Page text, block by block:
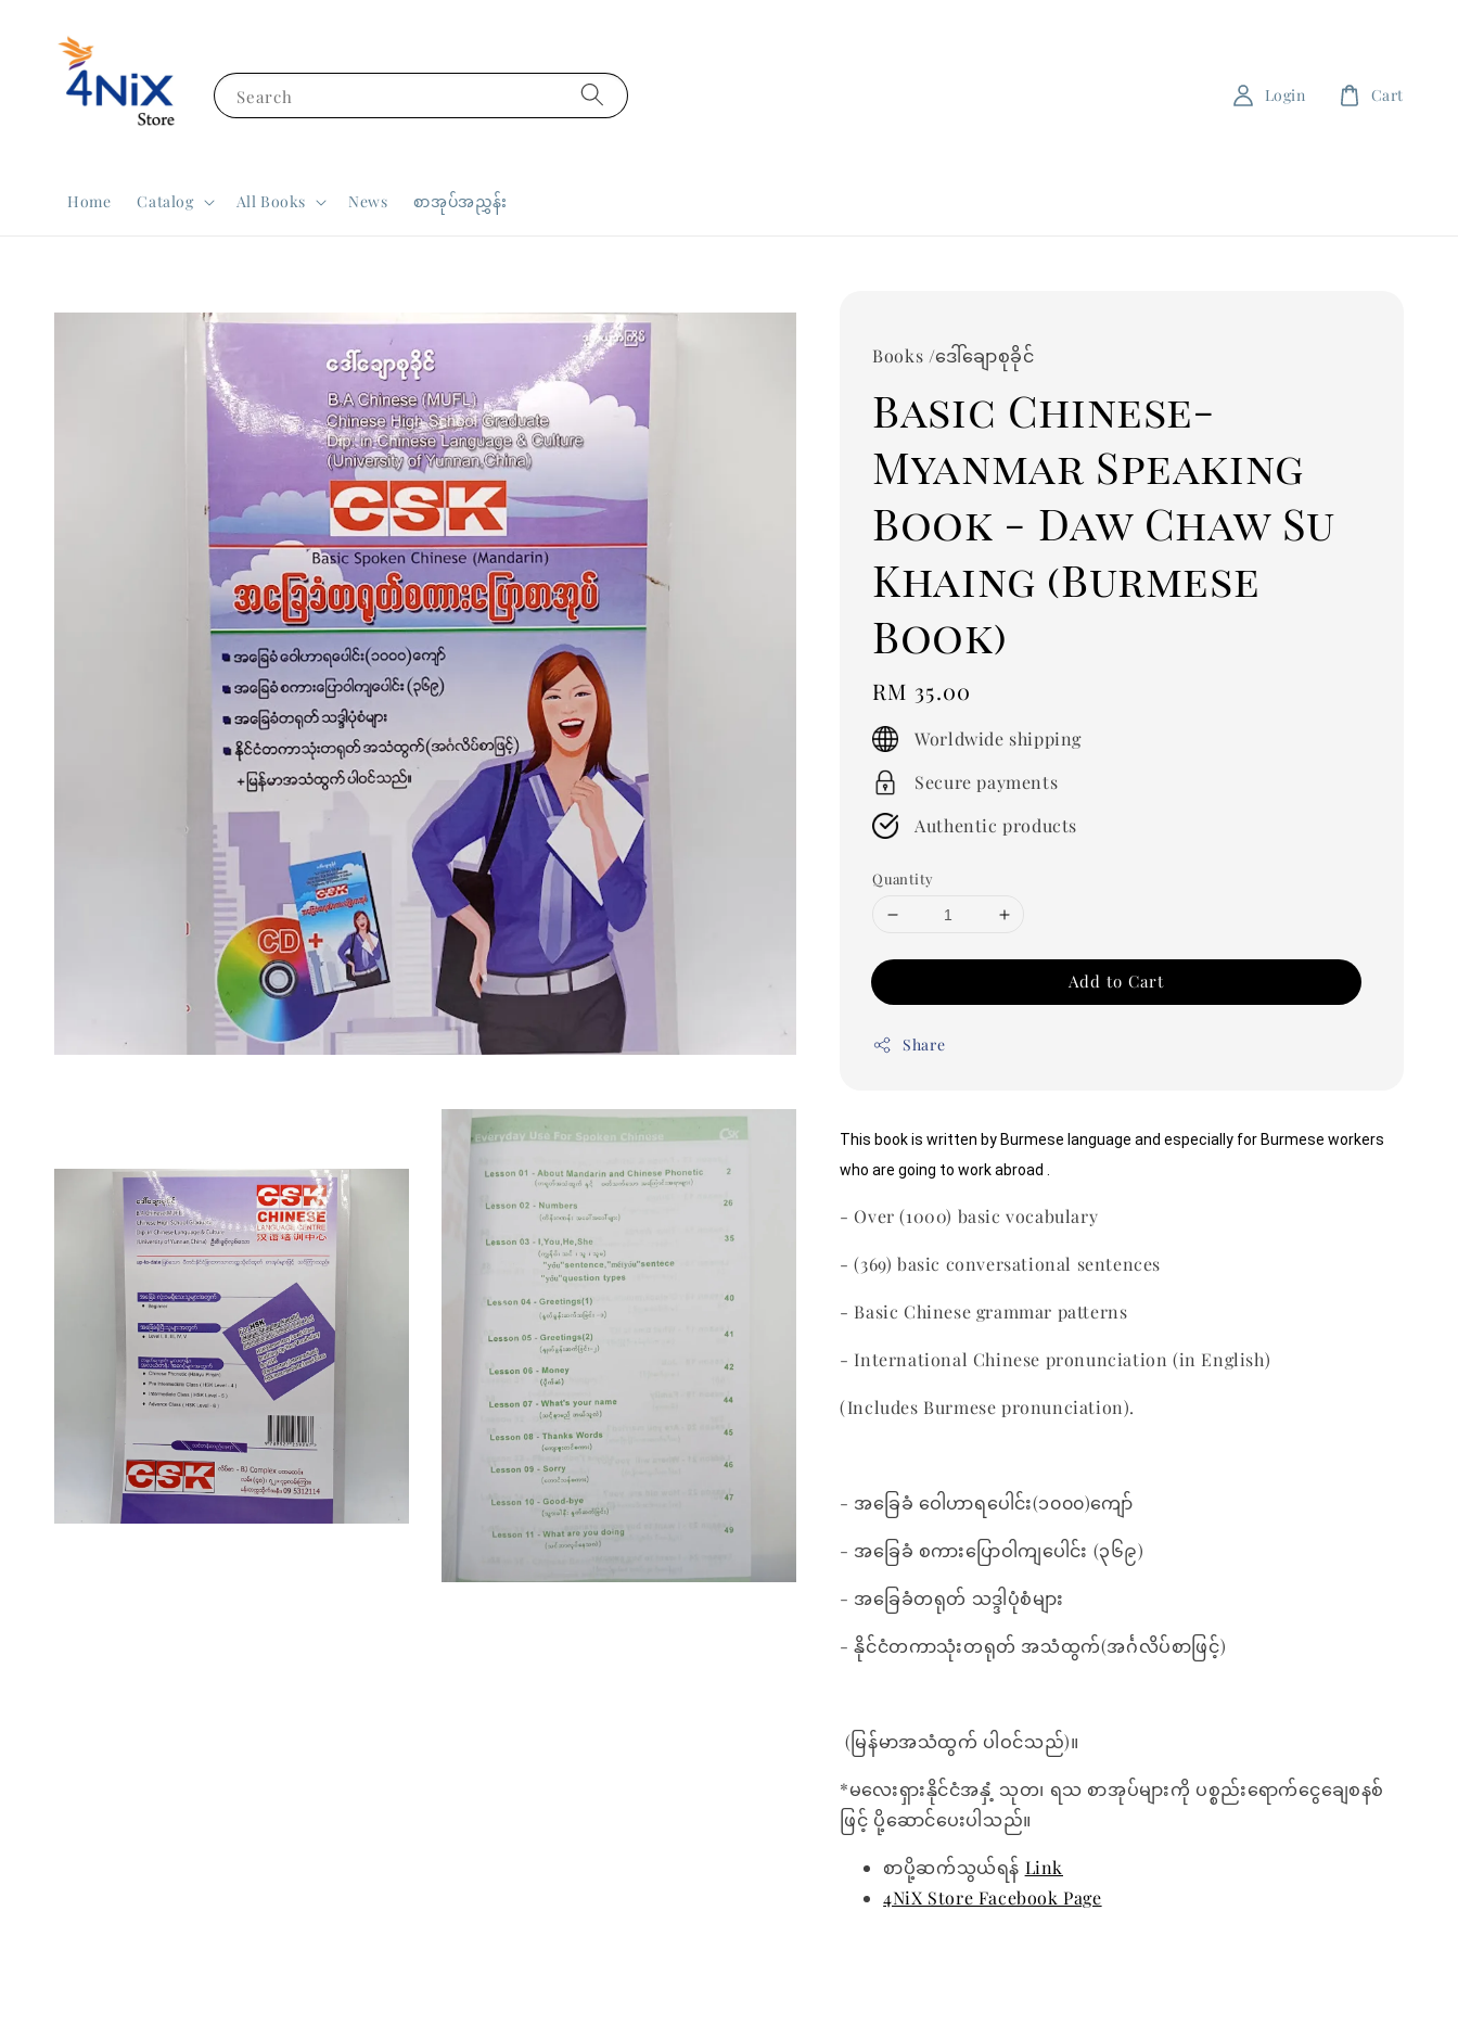
Search
Home Catalog All Books News စာအုပ်အညွှန်း
Login Cart
Books /ဒေါ်ချောစုခိုင်
Basic Chinese-
Myanmar Speaking
Book - Daw Chaw Su
Khaing (Burmese
Book)
Regular
price
RM 35.00
Worldwide shipping
Secure payments
Authentic products
Quantity
Add to Cart
Share
This book is written by Burmese language and especially for Burmese workers
who are going to work abroad .
- Over (1000) basic vocabulary
- (369) basic conversational sentences
- Basic Chinese grammar patterns
- International Chinese pronunciation (in English)
(Includes Burmese pronunciation).
- အခြေခံ ဝေါဟာရပေါင်း(၁၀၀၀)ကျော်
- အခြေခံ စကားပြောဝါကျပေါင်း (၃၆၉)
- အခြေခံတရုတ် သဒ္ဒါပုံစံများ
- နိုင်ငံတကာသုံးတရုတ် အသံထွက်(အင်္ဂလိပ်စာဖြင့်)
(မြန်မာအသံထွက် ပါဝင်သည်)။
*မလေးရှားနိုင်ငံအနှံ့ သုတ၊ ရသ စာအုပ်များကို ပစ္စည်းရောက်ငွေချေစနစ်
ဖြင့် ပို့ဆောင်ပေးပါသည်။
စာပို့ဆက်သွယ်ရန် Link
4NiX Store Facebook Page